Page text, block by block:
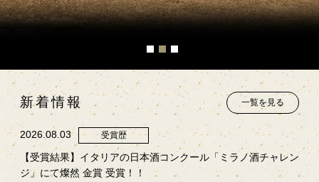
新着情報 一覧を見る
2026.08.03 受賞歴
【受賞結果】イタリアの日本酒コンクール「ミラノ酒チャレン
ジ」にて燦然 金賞 受賞！！